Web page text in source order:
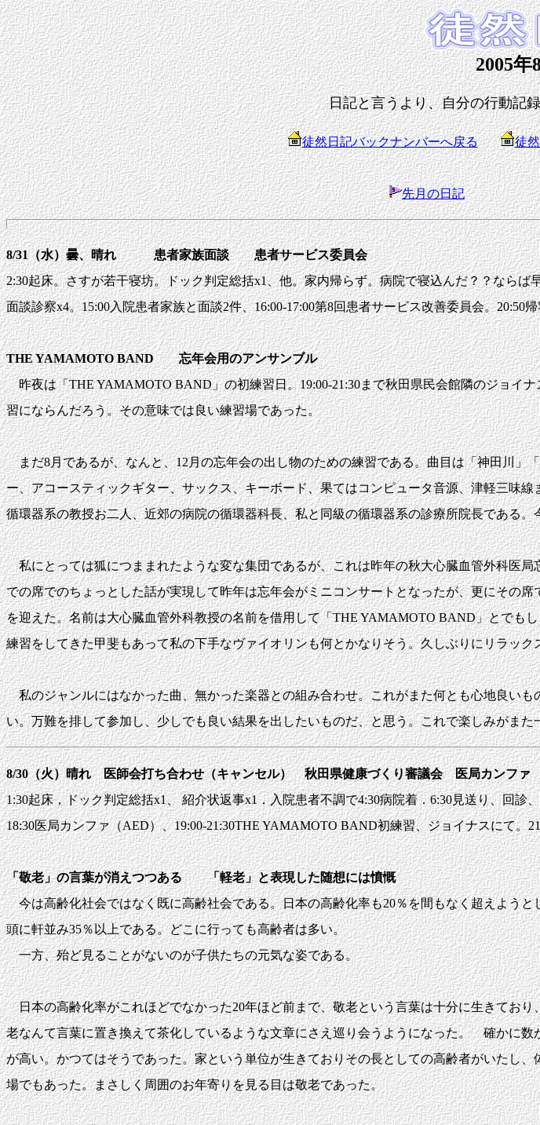
2005年
日記と言うより、自分の行動記
徒然日記バックナンバーへ戻る 徒
先月の日記
8/31（水）曇、晴れ 患者家族面談 患者サービス委員会
2:30起床。さすが若干寝坊。ドック判定総括x1、他。家内帰らず。病院で寝込んだ？？なら
面談診察x4。15:00入院患者家族と面談2件、16:00-17:00第8回患者サービス改善委員会。20:50
THE YAMAMOTO BAND 忘年会用のアンサンブル
昨夜は「THE YAMAMOTO BAND」の初練習日。19:00-21:30まで秋田県民会館隣のジョイ
習にならんだろう。その意味では良い練習場であった。
まだ8月であるが、なんと、12月の忘年会の出し物のための練習である。曲目は「神田川」
ー、アコースティックギター、サックス、キーボード、果てはコンピュータ音源、津軽三味
循環器系の教授お二人、近郊の病院の循環器科長、私と同級の循環器系の診療所院長である。
私にとっては狐につままれたような変な集団であるが、これは昨年の秋大心臓血管外科医
での席でのちょっとした話が実現して昨年は忘年会がミニコンサートとなったが、更にその
を迎えた。名前は大心臓血管外科教授の名前を借用して「THE YAMAMOTO BAND」とでも
練習をしてきた甲斐もあって私の下手なヴァイオリンも何とかなりそう。久しぶりにリラッ
私のジャンルにはなかった曲、無かった楽器との組み合わせ。これがまた何とも心地良い
い。万難を排して参加し、少しでも良い結果を出したいものだ、と思う。これで楽しみがまた
8/30（火）晴れ 医師会打ち合わせ（キャンセル） 秋田県健康づくり審議会 医局カン
1:30起床，ドック判定総括x1、 紹介状返事x1．入院患者不調で4:30病院着．6:30見送り、回診
18:30医局カンファ（AED）、19:00-21:30THE YAMAMOTO BAND初練習、ジョイナスにて。
「敬老」の言葉が消えつつある 「軽老」と表現した随想には憤慨
今は高齢化社会ではなく既に高齢社会である。日本の高齢化率も20％を間もなく超えようと
頭に軒並み35％以上である。どこに行っても高齢者は多い。
一方、殆ど見ることがないのが子供たちの元気な姿である。
日本の高齢化率がこれほどでなかった20年ほど前まで、敬老という言葉は十分に生きてお
老なんて言葉に置き換えて茶化しているような文章にさえ巡り会うようになった。 確かに
が高い。かつてはそうであった。家という単位が生きておりその長としての高齢者がいたし
場でもあった。まさしく周囲のお年寄りを見る目は敬老であった。